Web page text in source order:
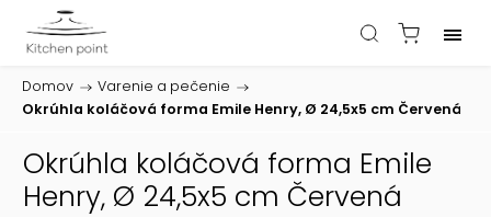
Domov / Varenie a pečenie /
Okrúhla koláčová forma Emile Henry, Ø 24,5x5 cm Červená
Okrúhla koláčová forma Emile
Henry, Ø 24,5x5 cm Červená